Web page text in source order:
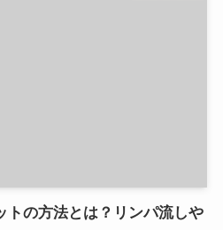
トの方法とは？リンパ流しや